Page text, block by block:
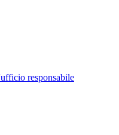
responsabile